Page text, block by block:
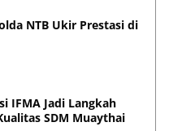
NTB Ukir Prestasi di
IFMA Jadi Langkah
SDM Muaythai